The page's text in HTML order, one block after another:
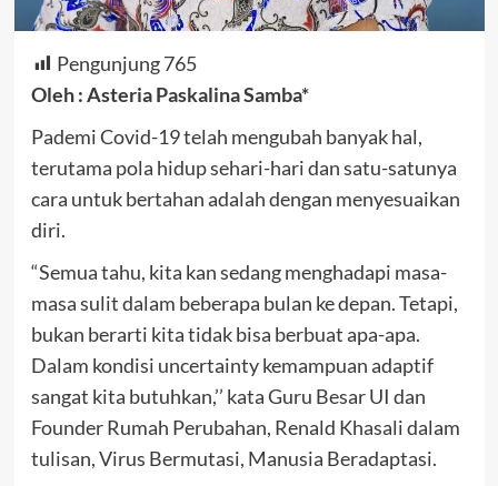
Pengunjung 765
Oleh :Asteria Paskalina Samba*
Pademi Covid-19 telah mengubah banyak hal,
terutama pola hidup sehari-hari dan satu-satunya
cara untuk bertahan adalah dengan menyesuaikan
diri.
“Semua tahu, kita kan sedang menghadapi masa-
masa sulit dalam beberapa bulan ke depan. Tetapi,
bukan berarti kita tidak bisa berbuat apa-apa.
Dalam kondisi uncertainty kemampuan adaptif
sangat kita butuhkan,’’ kata Guru Besar UI dan
Founder Rumah Perubahan, Renald Khasali dalam
tulisan, Virus Bermutasi, Manusia Beradaptasi.